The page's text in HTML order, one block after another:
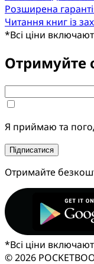
Розширена
Читання книг із
*Всі ціни
Отримуйте
Я приймаю та
Підписатися
Отримайте
*Всі ціни
© 2026